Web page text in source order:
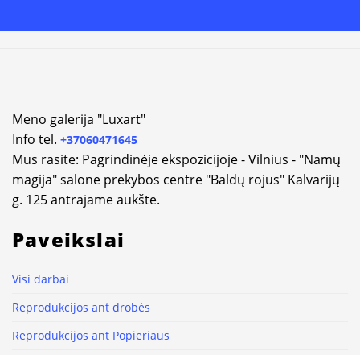
Meno galerija "Luxart"
Info tel. +37060471645
Mus rasite: Pagrindinėje ekspozicijoje - Vilnius - "Namų
magija" salone prekybos centre "Baldų rojus" Kalvarijų
g. 125 antrajame aukšte.
Paveikslai
Visi darbai
Reprodukcijos ant drobės
Reprodukcijos ant Popieriaus